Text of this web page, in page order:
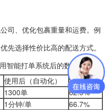
司、优化包裹重量和运费。例
先选择性价比高的配送方式。
能打单系统后的数据对比：
使用后（自动化）
提升幅度
1300单
62.5%
1分钟/单
66.7%